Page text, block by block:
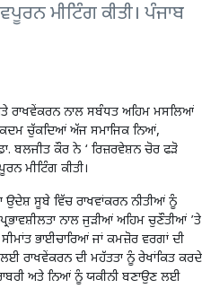
ਮੀਟਿੰਗ ਕੀਤੀ। ਪੰਜਾਬ
ਰਾਖਵੇਂਕਰਨ ਨਾਲ ਸਬੰਧਤ ਅਹਿਮ ਮਸਲਿਆਂ
ਚੁੱਕਦਿਆਂ ਅੱਜ ਸਮਾਜਿਕ ਨਿਆਂ,
ਬਲਜੀਤ ਕੌਰ ਨੇ ‘ ਰਿਜ਼ਰਵੇਸ਼ਨ ਚੋਰ ਫੜੋ
ਮੀਟਿੰਗ ਕੀਤੀ।
ਸੂਬੇ ਵਿੱਚ ਰਾਖਵਾਂਕਰਨ ਨੀਤੀਆਂ ਨੂੰ
ਨਾਲ ਜੁੜੀਆਂ ਅਹਿਮ ਚੁਣੌਤੀਆਂ ’ਤੇ
ਸੀਮਾਂਤ ਭਾਈਚਾਰਿਆਂ ਜਾਂ ਕਮਜ਼ੋਰ ਵਰਗਾਂ ਦੀ
ਰਾਖਵੇਂਕਰਨ ਦੀ ਮਹੱਤਤਾ ਨੂੰ ਰੇਖਾਂਕਿਤ ਕਰਦੇ
ਅਤੇ ਨਿਆਂ ਨੂੰ ਯਕੀਨੀ ਬਣਾਉਣ ਲਈ